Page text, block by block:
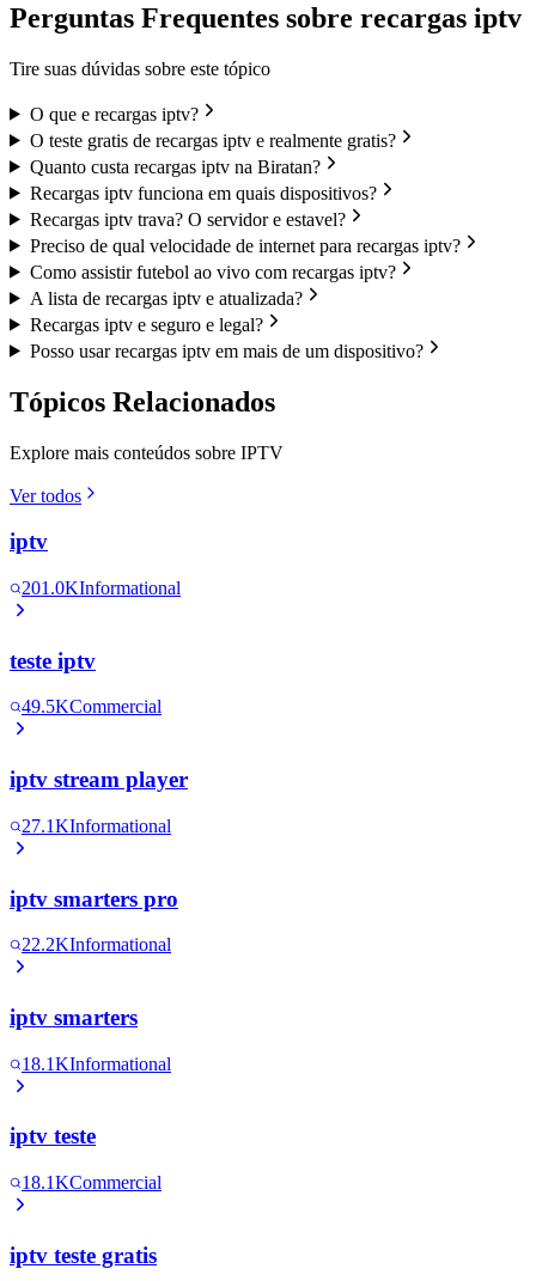
Perguntas Frequentes sobre recargas iptv
Tire suas dúvidas sobre este tópico
O que e recargas iptv?
O teste gratis de recargas iptv e realmente gratis?
Quanto custa recargas iptv na Biratan?
Recargas iptv funciona em quais dispositivos?
Recargas iptv trava? O servidor e estavel?
Preciso de qual velocidade de internet para recargas iptv?
Como assistir futebol ao vivo com recargas iptv?
A lista de recargas iptv e atualizada?
Recargas iptv e seguro e legal?
Posso usar recargas iptv em mais de um dispositivo?
Tópicos Relacionados
Explore mais conteúdos sobre IPTV
Ver todos
iptv
201.0KInformational
teste iptv
49.5KCommercial
iptv stream player
27.1KInformational
iptv smarters pro
22.2KInformational
iptv smarters
18.1KInformational
iptv teste
18.1KCommercial
iptv teste gratis